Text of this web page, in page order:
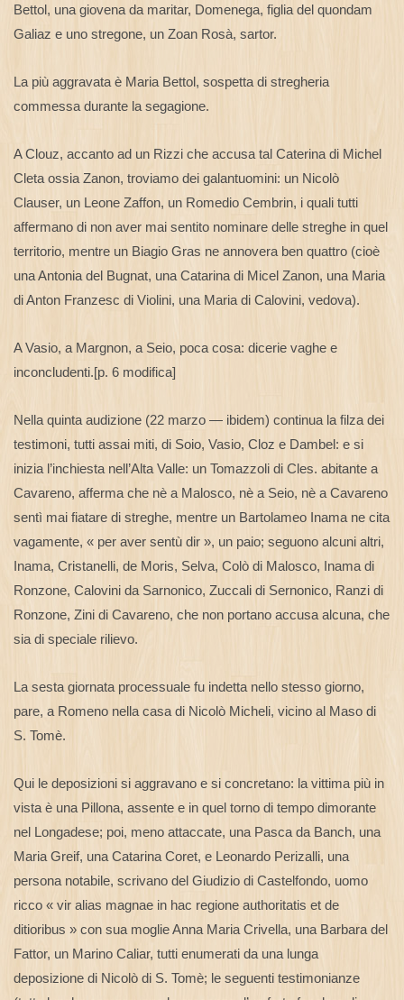
Bettol, una giovena da maritar, Domenega, figlia del quondam
Galiaz e uno stregone, un Zoan Rosà, sartor.
La più aggravata è Maria Bettol, sospetta di stregheria
commessa durante la segagione.
A Clouz, accanto ad un Rizzi che accusa tal Caterina di Michel
Cleta ossia Zanon, troviamo dei galantuomini: un Nicolò
Clauser, un Leone Zaffon, un Romedio Cembrin, i quali tutti
affermano di non aver mai sentito nominare delle streghe in quel
territorio, mentre un Biagio Gras ne annovera ben quattro (cioè
una Antonia del Bugnat, una Catarina di Micel Zanon, una Maria
di Anton Franzesc di Violini, una Maria di Calovini, vedova).
A Vasio, a Margnon, a Seio, poca cosa: dicerie vaghe e
inconcludenti.[p. 6 modifica]
Nella quinta audizione (22 marzo — ibidem) continua la filza dei
testimoni, tutti assai miti, di Soio, Vasio, Cloz e Dambel: e si
inizia l’inchiesta nell’Alta Valle: un Tomazzoli di Cles. abitante a
Cavareno, afferma che nè a Malosco, nè a Seio, nè a Cavareno
sentì mai fiatare di streghe, mentre un Bartolameo Inama ne cita
vagamente, « per aver sentù dir », un paio; seguono alcuni altri,
Inama, Cristanelli, de Moris, Selva, Colò di Malosco, Inama di
Ronzone, Calovini da Sarnonico, Zuccali di Sernonico, Ranzi di
Ronzone, Zini di Cavareno, che non portano accusa alcuna, che
sia di speciale rilievo.
La sesta giornata processuale fu indetta nello stesso giorno,
pare, a Romeno nella casa di Nicolò Micheli, vicino al Maso di
S. Tomè.
Qui le deposizioni si aggravano e si concretano: la vittima più in
vista è una Pillona, assente e in quel torno di tempo dimorante
nel Longadese; poi, meno attaccate, una Pasca da Banch, una
Maria Greif, una Catarina Coret, e Leonardo Perizalli, una
persona notabile, scrivano del Giudizio di Castelfondo, uomo
ricco « vir alias magnae in hac regione authoritatis et de
ditioribus » con sua moglie Anna Maria Crivella, una Barbara del
Fattor, un Marino Caliar, tutti enumerati da una lunga
deposizione di Nicolò di S. Tomè; le seguenti testimonianze